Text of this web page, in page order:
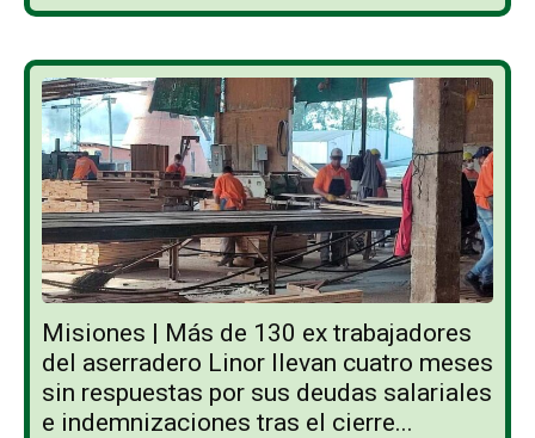
Misiones | Más de 130 ex trabajadores
del aserradero Linor llevan cuatro meses
sin respuestas por sus deudas salariales
e indemnizaciones tras el cierre...